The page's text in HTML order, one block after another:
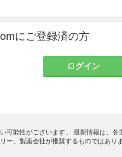
にご登録済の方
ログイン
能性がございます。 最新情報は、各
ー、製薬会社が推奨するものではありま